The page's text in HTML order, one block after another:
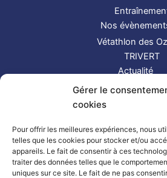
Gérer le
cookies
Pour offrir les meilleures expériences, nous
telles que les cookies pour stocker et/ou
appareils. Le fait de consentir à ces
traiter des données telles que le
uniques sur ce site. Le fait de ne pas
Nos
Vétathlon des
TRIVERT
Actualité
Contact
Suivez-